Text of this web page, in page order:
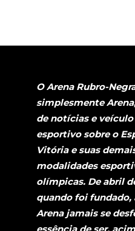
O Arena Rubro-
simplesmente
de notícias e
esportivo sobre o
Vitória e suas
modalidades
olímpicas. De abril
quando foi fundado,
Arena jamais se